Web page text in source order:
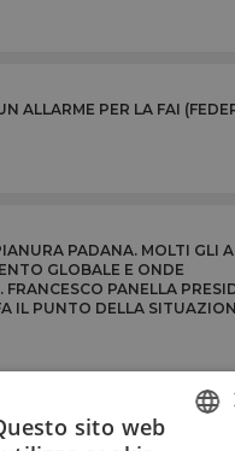
ALLARME PER LA FAI
PADANA. MOLTI GLI
GLOBALE E ONDE
PANELLA
IL PUNTO DELLA
EXPORT 2006.
sito web